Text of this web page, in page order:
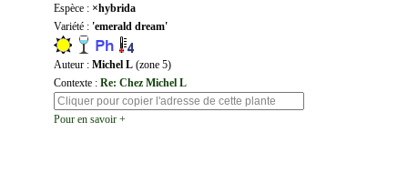
Espèce : ×hybrida
Variété : 'emerald dream'
Auteur : Michel L (zone 5)
Contexte : Re: Chez Michel L
Pour en savoir +